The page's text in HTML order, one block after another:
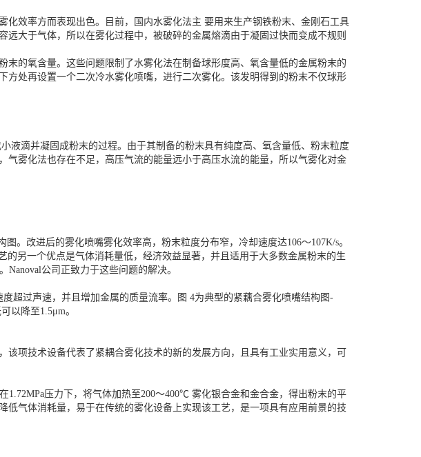
效率方而表现出色。目前，国内水雾化法主 要用来生产钢铁粉末、金刚石工具
大于气体，所以在雾化过程中，被破碎的金属熔滴由于凝固过快而变成不规则
的氧含量。这些问题限制了水雾化法在制备球形度高、氧含量低的金属粉末的
处再设置一个二次冷水雾化喷嘴，进行二次雾化。该发明得到的粉末不仅球形
液滴并凝固成粉末的过程。由于其制备的粉末具有纯度高、氧含量低、粉末粒度
雾化法也存在不足，高压气流的能量远小于高压水流的能量，所以气雾化对金
。改进后的雾化喷嘴雾化效率高，粉末粒度分布窄，冷却速度达106～107K/s。
另一个优点是气体消耗量低，经济效益显著，并且适用于大多数金属粉末的生
公司正致力于这些问题的解决。
超过声速，并且增加金属的质量流率。图 4为典型的紧藕合雾化喷嘴结构图-
以降至1.5μm。
项技术设备代表了紧耦合雾化技术的新的发展方向，且具有工业实用意义，可
压力下，将气体加热至200～400℃ 雾化银合金和金合金，得出粉末的平
气体消耗量，易于在传统的雾化设备上实现该工艺，是一项具有应用前景的技